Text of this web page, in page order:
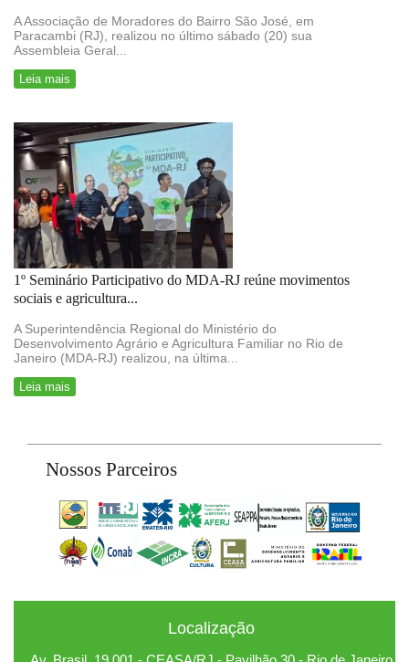
A Associação de Moradores do Bairro São José, em
Paracambi (RJ), realizou no último sábado (20) sua
Assembleia Geral...
Leia mais
1º Seminário Participativo do MDA-RJ reúne movimentos
sociais e agricultura...
A Superintendência Regional do Ministério do
Desenvolvimento Agrário e Agricultura Familiar no Rio de
Janeiro (MDA-RJ) realizou, na última...
Leia mais
Nossos Parceiros
Localização